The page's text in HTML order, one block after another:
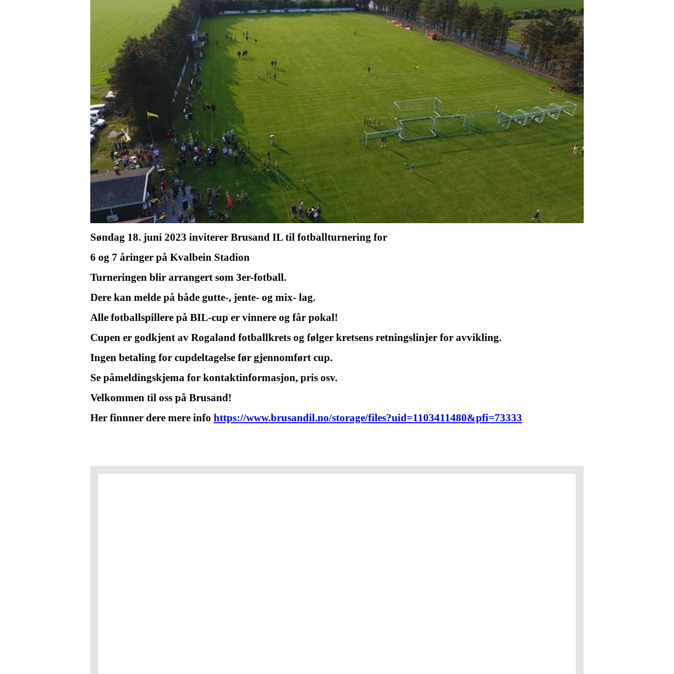
Søndag 18. juni 2023 inviterer Brusand IL til fotballturnering for
6 og 7 åringer på Kvalbein Stadion
Turneringen blir arrangert som 3er-fotball.
Dere kan melde på både gutte-, jente- og mix- lag.
Alle fotballspillere på BIL-cup er vinnere og får pokal!
Cupen er godkjent av Rogaland fotballkrets og følger kretsens retningslinjer for avvikling.
Ingen betaling for cupdeltagelse før gjennomført cup.
Se påmeldingskjema for kontaktinformasjon, pris osv.
Velkommen til oss på Brusand!
Her finnner dere mere info https://www.brusandil.no/storage/files?uid=1103411480&pfi=73333